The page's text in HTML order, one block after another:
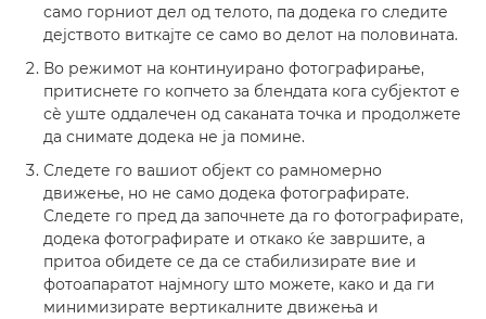
само горниот дел од телото, па додека го следите
дејството виткајте се само во делот на половината.
Во режимот на континуирано фотографирање,
притиснете го копчето за блендата кога субјектот е
сѐ уште оддалечен од саканата точка и продолжете
да снимате додека не ја помине.
Следете го вашиот објект со рамномерно
движење, но не само додека фотографирате.
Следете го пред да започнете да го фотографирате,
додека фотографирате и откако ќе завршите, а
притоа обидете се да се стабилизирате вие и
фотоапаратот најмногу што можете, како и да ги
минимизирате вертикалните движења и